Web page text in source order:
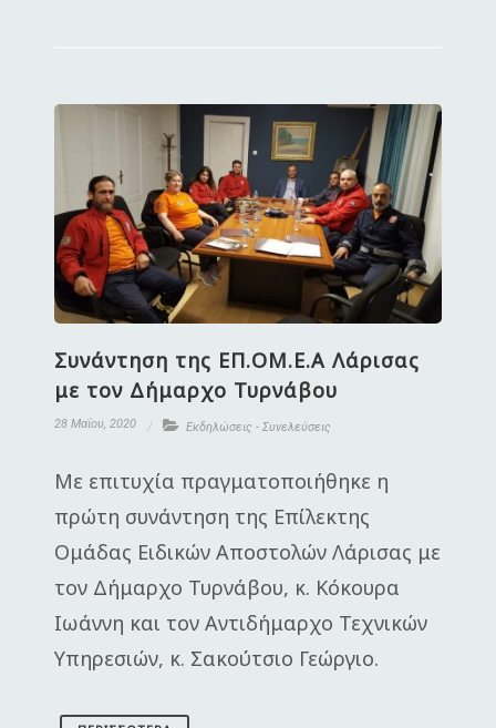
Συνάντηση της ΕΠ.ΟΜ.Ε.Α Λάρισας
με τον Δήμαρχο Τυρνάβου
28 Μαΐου, 2020 Εκδηλώσεις - Συνελεύσεις
Με επιτυχία πραγματοποιήθηκε η
πρώτη συνάντηση της Επίλεκτης
Ομάδας Ειδικών Αποστολών Λάρισας με
τον Δήμαρχο Τυρνάβου, κ. Κόκουρα
Ιωάννη και τον Αντιδήμαρχο Τεχνικών
Υπηρεσιών, κ. Σακούτσιο Γεώργιο.